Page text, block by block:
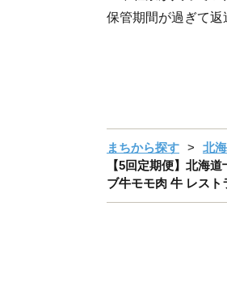
保管期間が過ぎて返
まちから探す 北
【5回定期便】北海
ブ牛モモ肉 牛 レスト